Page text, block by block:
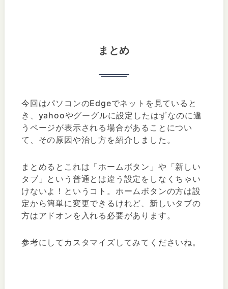
まとめ
今回はパソコンのEdgeでネットを見ていると
き、yahooやグーグルに設定したはずなのに違
うページが表示される場合があることについ
て、その原因や治し方を紹介しました。
まとめるとこれは「ホームボタン」や「新しい
タブ」という普通とは違う設定をしなくちゃい
けないよ！というコト。ホームボタンの方は設
定から簡単に変更できるけれど、新しいタブの
方はアドオンを入れる必要があります。
参考にしてカスタマイズしてみてくださいね。